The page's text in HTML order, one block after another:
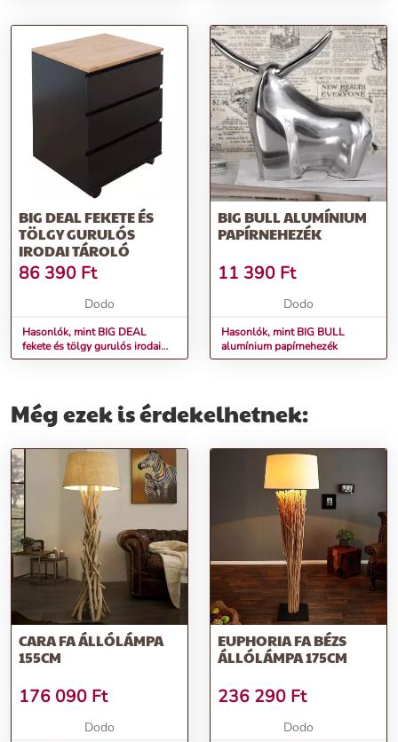
BIG DEAL FEKETE ÉS
TÖLGY GURULÓS
IRODAI TÁROLÓ
86 390 Ft
Dodo
Hasonlók, mint BIG DEAL
fekete és tölgy gurulós irodai
tároló
BIG BULL ALUMÍNIUM
PAPÍRNEHEZÉK
11 390 Ft
Dodo
Hasonlók, mint BIG BULL
alumínium papírnehezék
Még ezek is érdekelhetnek:
CARA FA ÁLLÓLÁMPA
155CM
176 090 Ft
Dodo
EUPHORIA FA BÉZS
ÁLLÓLÁMPA 175CM
236 290 Ft
Dodo